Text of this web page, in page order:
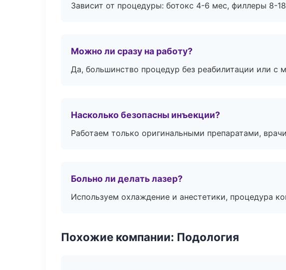
Зависит от процедуры: ботокс 4-6 мес, филлеры 8-
Можно ли сразу на работу?
Да, большинство процедур без реабилитации или с
Насколько безопасны инъекции?
Работаем только оригинальными препаратами,
Больно ли делать лазер?
Используем охлаждение и анестетики, процедура
Похожие компании: Подология